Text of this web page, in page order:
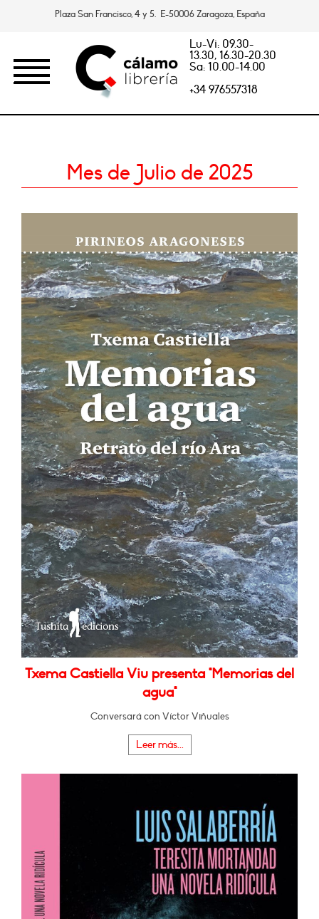
Plaza San Francisco, 4 y 5. E-50006 Zaragoza, España
Lu-Vi: 09.30-
13.30, 16.30-20.30
Sa: 10.00-14.00
+34 976557318
Mes de Julio de 2025
Txema Castiella Viu presenta "Memorias del
agua"
Conversará con Víctor Viñuales
Leer más...